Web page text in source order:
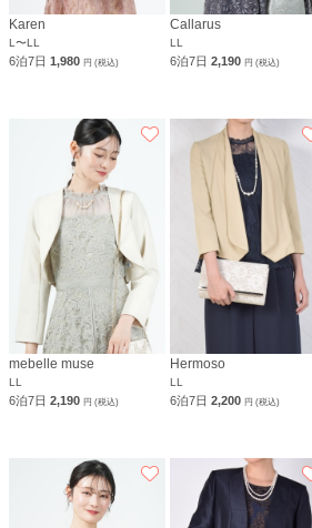
Karen
L〜LL
6泊7日 1,980 円 (税込)
Callarus
LL
6泊7日2,190円 (税込)
mebelle muse
LL
6泊7日 2,190 円 (税込)
Hermoso
LL
6泊7日2,200円 (税込)